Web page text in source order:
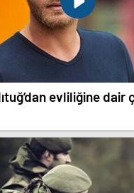
evliliğine dair